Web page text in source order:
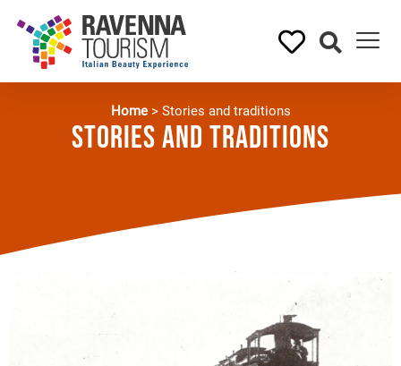
Home> Stories and traditions
Stories and traditions